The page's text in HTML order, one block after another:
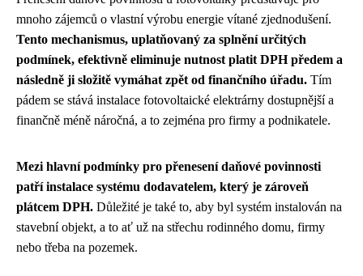
mnoho zájemců o vlastní výrobu energie vítané zjednodušení.
Tento mechanismus, uplatňovaný za splnění určitých
podmínek, efektivně eliminuje nutnost platit DPH předem a
následně ji složitě vymáhat zpět od finančního úřadu. Tím
pádem se stává instalace fotovoltaické elektrárny dostupnější a
finančně méně náročná, a to zejména pro firmy a podnikatele.
Mezi hlavní podmínky pro přenesení daňové povinnosti
patří instalace systému dodavatelem, který je zároveň
plátcem DPH. Důležité je také to, aby byl systém instalován na
stavební objekt, a to ať už na střechu rodinného domu, firmy
nebo třeba na pozemek.